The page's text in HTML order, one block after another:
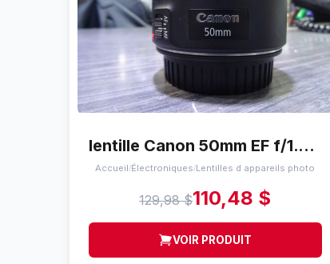
lentille Canon 50mm EF f/1.8 STM 0.35m/1.1ft
Accueil/Électroniques/Lentilles d appareils photo
129,98 $110,48 $
VOIR PRODUIT